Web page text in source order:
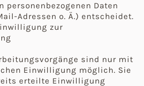
personenbezogenen Daten
Adressen o. Ä.) entscheidet.
zur
sind nur mit
Einwilligung möglich. Sie
erteilte Einwilligung